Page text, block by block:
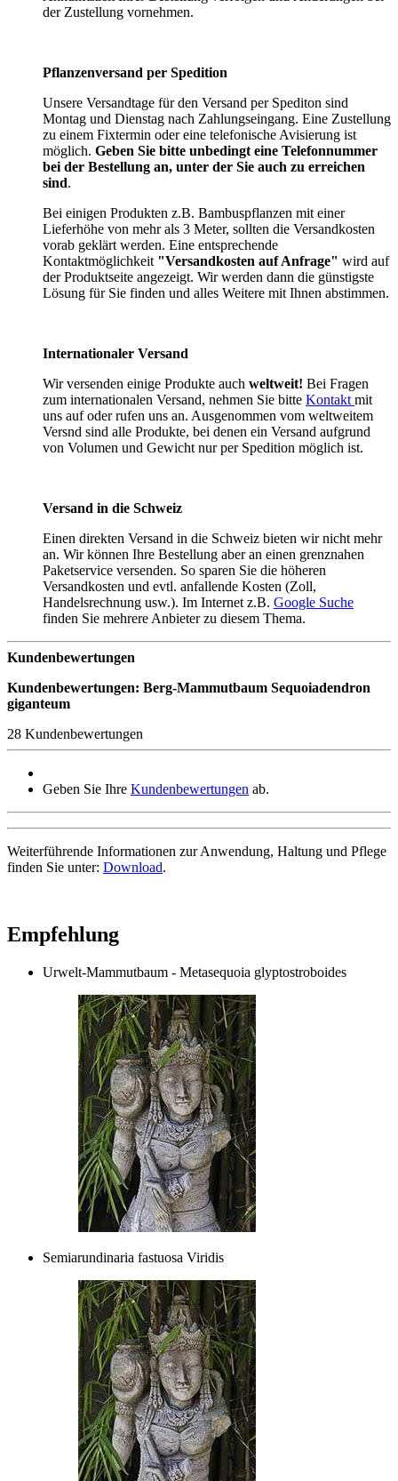
der Zustellung vornehmen.
Pflanzenversand per Spedition
Unsere Versandtage für den Versand per Spediton sind
Montag und Dienstag nach Zahlungseingang. Eine Zustellung
zu einem Fixtermin oder eine telefonische Avisierung ist
möglich. Geben Sie bitte unbedingt eine Telefonnummer
bei der Bestellung an, unter der Sie auch zu erreichen
sind.
Bei einigen Produkten z.B. Bambuspflanzen mit einer
Lieferhöhe von mehr als 3 Meter, sollten die Versandkosten
vorab geklärt werden. Eine entsprechende
Kontaktmöglichkeit "Versandkosten auf Anfrage" wird auf
der Produktseite angezeigt. Wir werden dann die günstigste
Lösung für Sie finden und alles Weitere mit Ihnen abstimmen.
Internationaler Versand
Wir versenden einige Produkte auch weltweit! Bei Fragen
zum internationalen Versand, nehmen Sie bitte Kontakt mit
uns auf oder rufen uns an. Ausgenommen vom weltweitem
Versnd sind alle Produkte, bei denen ein Versand aufgrund
von Volumen und Gewicht nur per Spedition möglich ist.
Versand in die Schweiz
Einen direkten Versand in die Schweiz bieten wir nicht mehr
an. Wir können Ihre Bestellung aber an einen grenznahen
Paketservice versenden. So sparen Sie die höheren
Versandkosten und evtl. anfallende Kosten (Zoll,
Handelsrechnung usw.). Im Internet z.B. Google Suche
finden Sie mehrere Anbieter zu diesem Thema.
Kundenbewertungen
Kundenbewertungen: Berg-Mammutbaum Sequoiadendron
giganteum
28 Kundenbewertungen
Geben Sie Ihre Kundenbewertungen ab.
Weiterführende Informationen zur Anwendung, Haltung und Pflege
finden Sie unter: Download.
Empfehlung
Urwelt-Mammutbaum - Metasequoia glyptostroboides
Semiarundinaria fastuosa Viridis